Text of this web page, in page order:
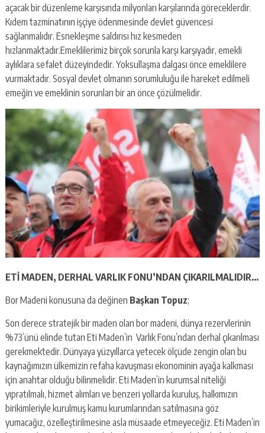
açacak bir düzenleme karşısında milyonları karşılarında göreceklerdir.
Kıdem tazminatının işçiye ödenmesinde devlet güvencesi
sağlanmalıdır. Esnekleşme saldırısı hız kesmeden
hızlanmaktadır.Emeklilerimiz birçok sorunla karşı karşıyadır, emekli
aylıklara sefalet düzeyindedir. Yoksullaşma dalgası önce emeklilere
vurmaktadır. Sosyal devlet olmanın sorumluluğu ile hareket edilmeli
emeğin ve emeklinin sorunları bir an önce çözülmelidir.
ETİ MADEN, DERHAL VARLIK FONU’NDAN ÇIKARILMALIDIR…
Bor Madeni konusuna da değinen Başkan Topuz;
Son derece stratejik bir maden olan bor madeni, dünya rezervlerinin
%73’ünü elinde tutan Eti Maden’in Varlık Fonu’ndan derhal çıkarılması
gerekmektedir. Dünyaya yüzyıllarca yetecek ölçüde zengin olan bu
kaynağımızın ülkemizin refaha kavuşması ekonominin ayağa kalkması
için anahtar olduğu bilinmelidir. Eti Maden’in kurumsal niteliği
yıpratılmalı, hizmet alımları ve benzeri yollarda kuruluş, halkımızın
birikimleriyle kurulmuş kamu kurumlarından satılmasına göz
yumacağız, özelleştirilmesine asla müsaade etmeyeceğiz. Eti Maden’in